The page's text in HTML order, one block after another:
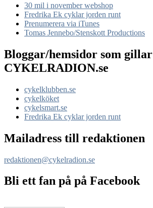
30 mil i november webshop
Fredrika Ek cyklar jorden runt
Prenumerera via iTunes
Tomas Jennebo/Stenskott Productions
Bloggar/hemsidor som gillar
CYKELRADION.se
cykelklubben.se
cykelköket
cykelsmart.se
Fredrika Ek cyklar jorden runt
Mailadress till redaktionen
redaktionen@cykelradion.se
Bli ett fan på på Facebook